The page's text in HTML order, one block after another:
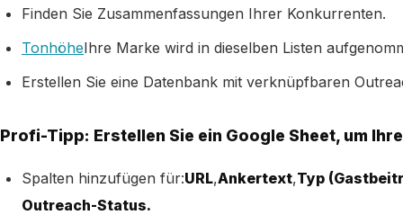
Finden Sie Zusammenfassungen Ihrer Konkurrenten.
TonhöheIhre Marke wird in dieselben Listen
Erstellen Sie eine Datenbank mit verknüpfbaren
Profi-Tipp: Erstellen Sie ein Google Sheet, um
Spalten hinzufügen für:URL,Ankertext,Typ
Outreach-Status.